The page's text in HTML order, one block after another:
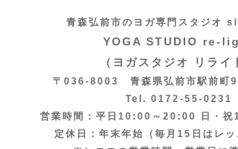
青森弘前市のヨガ専門スタジオ
YOGA STUDIO re-
（ヨガスタジオ リライ
〒036-8003 青森県弘前市駅前町
Tel. 0172-55-0231
営業時間：平日10:00～20:00 日・
定休日：年末年始（毎月15日はレッ